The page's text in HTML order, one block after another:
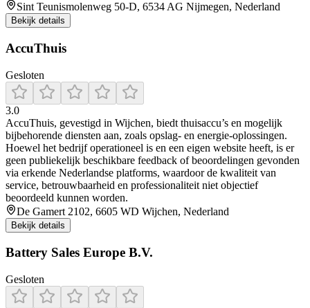
Sint Teunismolenweg 50-D, 6534 AG Nijmegen, Nederland
Bekijk details
AccuThuis
Gesloten
3.0
AccuThuis, gevestigd in Wijchen, biedt thuisaccu’s en mogelijk
bijbehorende diensten aan, zoals opslag- en energie-oplossingen.
Hoewel het bedrijf operationeel is en een eigen website heeft, is er
geen publiekelijk beschikbare feedback of beoordelingen gevonden
via erkende Nederlandse platforms, waardoor de kwaliteit van
service, betrouwbaarheid en professionaliteit niet objectief
beoordeeld kunnen worden.
De Gamert 2102, 6605 WD Wijchen, Nederland
Bekijk details
Battery Sales Europe B.V.
Gesloten